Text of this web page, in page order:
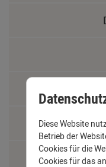
Diese Website
Betrieb der
Cookies für die
Cookies für das